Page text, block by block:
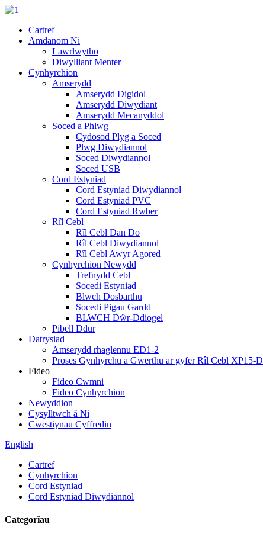
Cartref
Amdanom Ni
Lawrlwytho
Diwylliant Menter
Cynhyrchion
Amserydd
Amserydd Digidol
Amserydd Diwydiant
Amserydd Mecanyddol
Soced a Phlwg
Cydosod Plyg a Soced
Plwg Diwydiannol
Soced Diwydiannol
Soced USB
Cord Estyniad
Cord Estyniad Diwydiannol
Cord Estyniad PVC
Cord Estyniad Rwber
Rîl Cebl
Rîl Cebl Dan Do
Rîl Cebl Diwydiannol
Rîl Cebl Awyr Agored
Cynhyrchion Newydd
Trefnydd Cebl
Socedi Estyniad
Blwch Dosbarthu
Socedi Pigau Gardd
BLWCH Dŵr-Ddiogel
Pibell Ddur
Datrysiad
Amserydd rhaglennu ED1-2
Proses Gynhyrchu a Gwerthu ar gyfer Rîl Cebl XP15-D
Fideo
Fideo Cwmni
Fideo Cynhyrchion
Newyddion
Cysylltwch â Ni
Cwestiynau Cyffredin
English
Cartref
Cynhyrchion
Cord Estyniad
Cord Estyniad Diwydiannol
Categorïau